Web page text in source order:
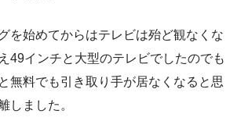
を始めてからはテレビは殆ど観なくな
49インチと大型のテレビでしたのでも
無料でも引き取り手が居なくなると思
しました。